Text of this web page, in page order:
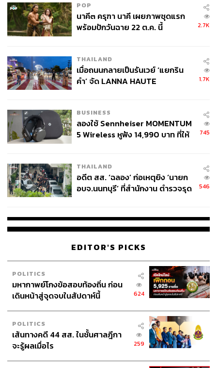
POP
นาคี๓ ครุฑา นาคี เผยภาพชุดแรก
พร้อมปักวันฉาย 22 ต.ค. นี้
2.7K
THAILAND
เมื่อถนนกลายเป็นรันเวย์ ‘แยกริน
คำ’ จัด LANNA HAUTE
1.7K
BUSINESS
ลองใช้ Sennheiser MOMENTUM
5 Wireless หูฟัง 14,990 บาท ที่ให้
745
THAILAND
อดีต สส. ‘ฉลอง’ ก่อเหตุยิง ‘นายก
อบจ.นนทบุรี’ ที่สำนักงาน ตำรวจรุด
546
EDITOR'S PICKS
POLITICS
มหากาพย์โกงข้อสอบท้องถิ่น ก่อน
เดินหน้าสู่จุดจบในสัปดาห์นี้
624
POLITICS
เส้นทางคดี 44 สส. ในชั้นศาลฎีกา
จะรู้ผลเมื่อไร
259